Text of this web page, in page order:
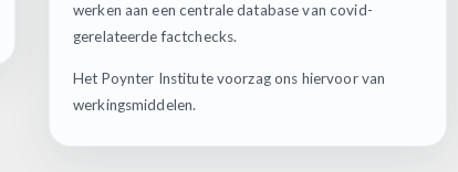
werken aan een centrale database van covid-
gerelateerde factchecks.
Het Poynter Institute voorzag ons hiervoor van
werkingsmiddelen.